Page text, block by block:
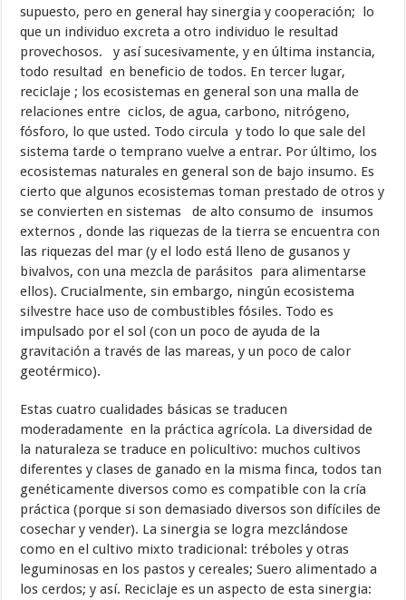
supuesto, pero en general hay sinergia y cooperación; lo
que un individuo excreta a otro individuo le resultad
provechosos. y así sucesivamente, y en última instancia,
todo resultad en beneficio de todos. En tercer lugar,
reciclaje ; los ecosistemas en general son una malla de
relaciones entre ciclos, de agua, carbono, nitrógeno,
fósforo, lo que usted. Todo circula y todo lo que sale del
sistema tarde o temprano vuelve a entrar. Por último, los
ecosistemas naturales en general son de bajo insumo. Es
cierto que algunos ecosistemas toman prestado de otros y
se convierten en sistemas de alto consumo de insumos
externos , donde las riquezas de la tierra se encuentra con
las riquezas del mar (y el lodo está lleno de gusanos y
bivalvos, con una mezcla de parásitos para alimentarse
ellos). Crucialmente, sin embargo, ningún ecosistema
silvestre hace uso de combustibles fósiles. Todo es
impulsado por el sol (con un poco de ayuda de la
gravitación a través de las mareas, y un poco de calor
geotérmico).
Estas cuatro cualidades básicas se traducen
moderadamente en la práctica agrícola. La diversidad de
la naturaleza se traduce en policultivo: muchos cultivos
diferentes y clases de ganado en la misma finca, todos tan
genéticamente diversos como es compatible con la cría
práctica (porque si son demasiado diversos son difíciles de
cosechar y vender). La sinergia se logra mezclándose
como en el cultivo mixto tradicional: tréboles y otras
leguminosas en los pastos y cereales; Suero alimentado a
los cerdos; y así. Reciclaje es un aspecto de esta sinergia: